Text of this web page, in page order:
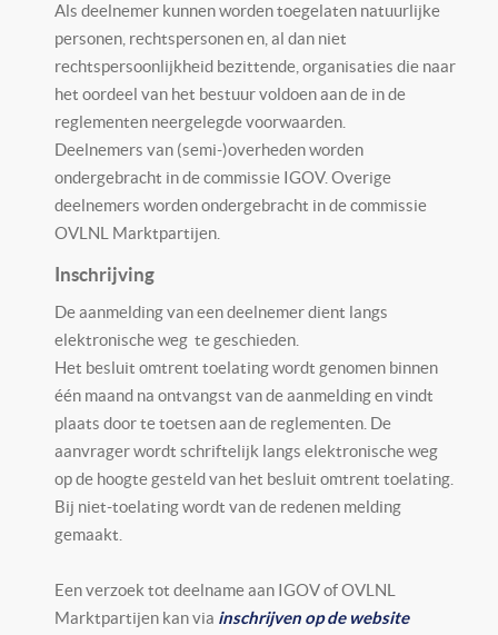
Als deelnemer kunnen worden toegelaten natuurlijke
personen, rechtspersonen en, al dan niet
rechtspersoonlijkheid bezittende, organisaties die naar
het oordeel van het bestuur voldoen aan de in de
reglementen neergelegde voorwaarden.
Deelnemers van (semi-)overheden worden
ondergebracht in de commissie IGOV. Overige
deelnemers worden ondergebracht in de commissie
OVLNL Marktpartijen.
Inschrijving
De aanmelding van een deelnemer dient langs
elektronische weg te geschieden.
Het besluit omtrent toelating wordt genomen binnen
één maand na ontvangst van de aanmelding en vindt
plaats door te toetsen aan de reglementen. De
aanvrager wordt schriftelijk langs elektronische weg
op de hoogte gesteld van het besluit omtrent toelating.
Bij niet-toelating wordt van de redenen melding
gemaakt.
Een verzoek tot deelname aan IGOV of OVLNL
Marktpartijen kan via inschrijven op de website